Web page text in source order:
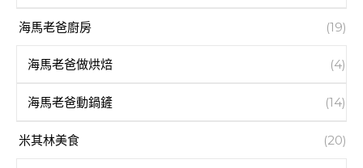
海馬老爸廚房 (19)
海馬老爸做烘焙 (4)
海馬老爸動鍋鏟 (14)
米其林美食 (20)